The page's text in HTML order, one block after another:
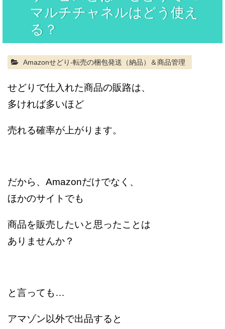
マルチチャネルはどう使え
る？
Amazonせどり-転売の梱包発送（納品）＆商品管理
せどりで仕入れた商品の販路は、
多ければ多いほど
売れる確率が上がります。
だから、Amazonだけでなく、
ほかのサイトでも
商品を販売したいと思ったことは
ありませんか？
と言っても…
アマゾン以外で出品すると